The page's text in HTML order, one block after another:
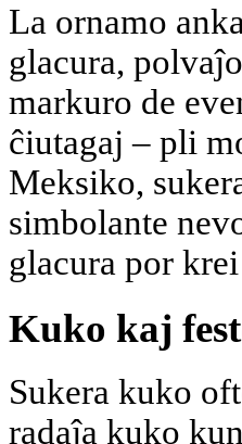
La ornamo
glacura,
markuro de
ĉiutagaj – pli
Meksiko,
simbolante
glacura por
Kuko kaj
Sukera kuko
radaĵa kuko